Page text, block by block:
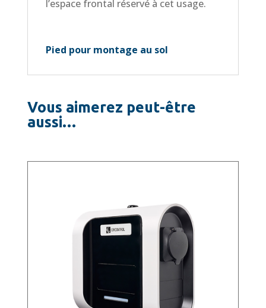
l’espace frontal réservé à cet usage.
Pied pour montage au sol
Vous aimerez peut-être
aussi…